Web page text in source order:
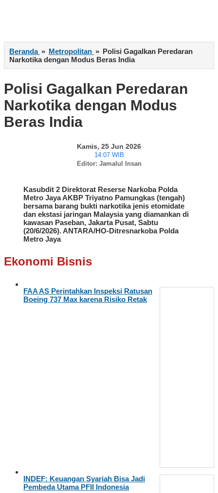
Beranda » Metropolitan » Polisi Gagalkan Peredaran
Narkotika dengan Modus Beras India
Polisi Gagalkan Peredaran
Narkotika dengan Modus
Beras India
Kamis, 25 Jun 2026
14:07 WIB
Editor: Jamalul Insan
Kasubdit 2 Direktorat Reserse Narkoba Polda
Metro Jaya AKBP Triyatno Pamungkas (tengah)
bersama barang bukti narkotika jenis etomidate
dan ekstasi jaringan Malaysia yang diamankan di
kawasan Paseban, Jakarta Pusat, Sabtu
(20/6/2026). ANTARA/HO-Ditresnarkoba Polda
Metro Jaya
Ekonomi Bisnis
FAA AS Perintahkan Inspeksi Ratusan
Boeing 737 Max karena Risiko Retak
INDEF: Keuangan Syariah Bisa Jadi
Pembeda Utama PFII Indonesia